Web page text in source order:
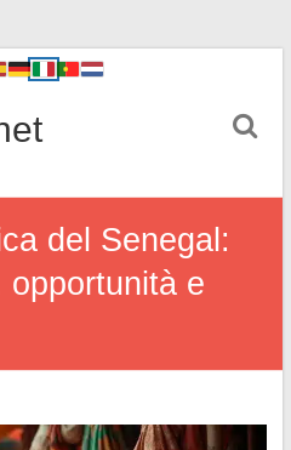
del Senegal:
e